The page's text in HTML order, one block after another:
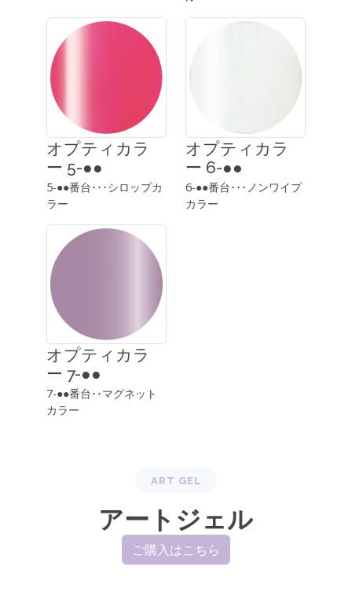
オプティカラ
ー 5-●●
5-●●番台･･･シロップカ
ラー
オプティカラ
ー 6-●●
6-●●番台･･･ノンワイプ
カラー
オプティカラ
ー 7-●●
7-●●番台･･マグネット
カラー
ART GEL
アートジェル
ご購入はこちら